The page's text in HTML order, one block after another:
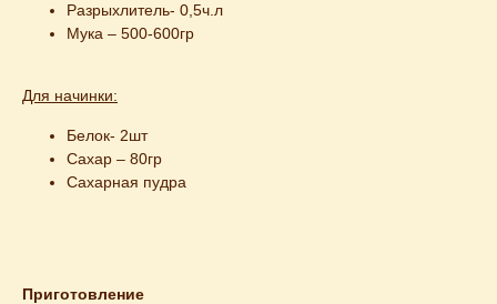
Разрыхлитель- 0,5ч.л
Мука – 500-600гр
Для начинки:
Белок- 2шт
Сахар – 80гр
Сахарная пудра
Приготовление